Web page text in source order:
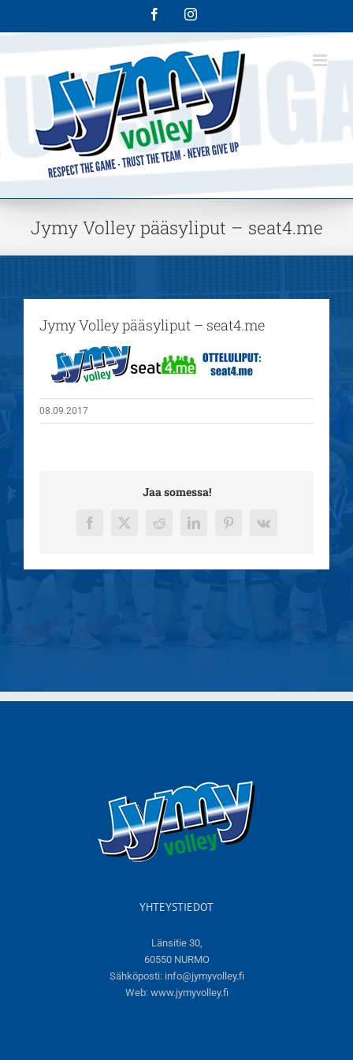
FacebookInstagram
Jymy Volley pääsyliput – seat4.me
Jymy Volley pääsyliput – seat4.me
08.09.2017
Jaa somessa!
Facebook
X RedditLinkedInPinterest
Vk
YHTEYSTIEDOT
Länsitie 30,
60550 NURMO
Sähköposti: info@jymyvolley.fi
Web: www.jymyvolley.fi